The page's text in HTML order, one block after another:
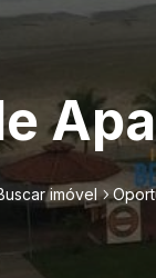
imóvel